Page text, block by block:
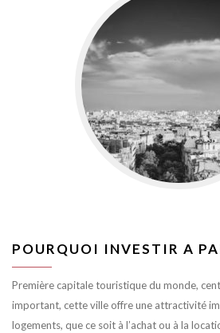
POURQUOI INVESTIR A
Première capitale touristique du monde,
important, cette ville offre une attractivité
logements, que ce soit à l’achat ou à la